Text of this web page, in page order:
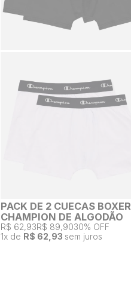
PACK DE 2 CUECAS BOXER
CHAMPION DE ALGODÃO
R$ 62,93R$ 89,9030% OFF
1x de R$ 62,93 sem juros